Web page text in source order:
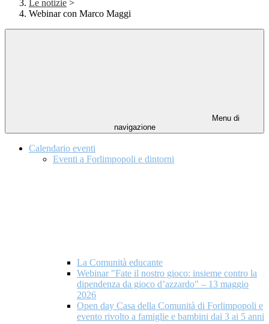
Le notizie >
Webinar con Marco Maggi
Menu di
navigazione
Calendario eventi
Eventi a Forlimpopoli e dintorni
La Comunità educante
Webinar "Fate il nostro gioco: insieme contro la
dipendenza da gioco d’azzardo" – 13 maggio
2026
Open day Casa della Comunità di Forlimpopoli e
evento rivolto a famiglie e bambini dai 3 ai 5 anni